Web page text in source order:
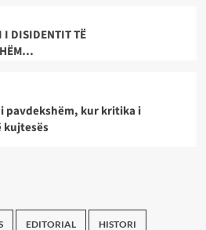
I DISIDENTIT TË
pavdekshëm, kur kritika i
kujtesës
EDITORIAL HISTORI